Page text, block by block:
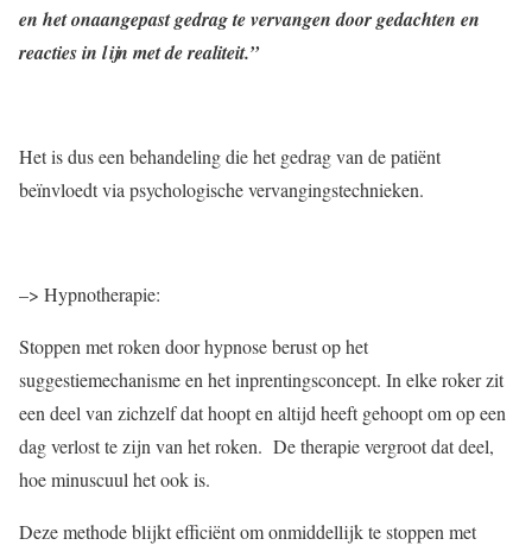
en het onaangepast gedrag te vervangen door gedachten en
reacties in lijn met de realiteit.”
Het is dus een behandeling die het gedrag van de patiënt
beïnvloedt via psychologische vervangingstechnieken.
–> Hypnotherapie:
Stoppen met roken door hypnose berust op het
suggestiemechanisme en het inprentingsconcept. In elke roker zit
een deel van zichzelf dat hoopt en altijd heeft gehoopt om op een
dag verlost te zijn van het roken. De therapie vergroot dat deel,
hoe minuscuul het ook is.
Deze methode blijkt efficiënt om onmiddellijk te stoppen met